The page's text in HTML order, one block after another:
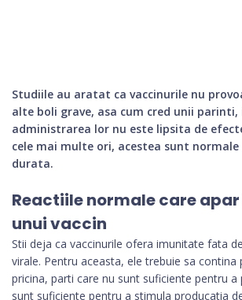
Studiile au aratat ca vaccinurile nu
alte boli grave, asa cum cred unii parinti,
administrarea lor nu este lipsita de
cele mai multe ori, acestea sunt normale
durata.
Reactiile normale care
unui vaccin
Stii deja ca vaccinurile ofera imunitate fata
virale. Pentru aceasta, ele trebuie sa contina
pricina, parti care nu sunt suficiente pentru
sunt suficiente pentru a stimula producatia